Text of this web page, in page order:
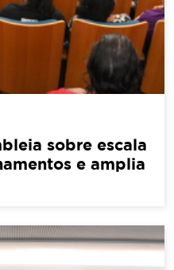
sobre escala
e amplia